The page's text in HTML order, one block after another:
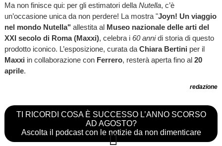
Ma non finisce qui: per gli estimatori della Nutella, c’è
un’occasione unica da non perdere! La mostra "Joyn! Un viaggio
nel mondo Nutella" allestita al Museo nazionale delle arti del
XXI secolo di Roma (Maxxi), celebra i 60 annidi storia di questo
prodotto iconico. L’esposizione, curata da Chiara Bertini per il
Maxxi in collaborazione con Ferrero, resterà aperta fino al 20
aprile.
redazione
TI RICORDI COSA È SUCCESSO L’ANNO SCORSO
AD AGOSTO?
Ascolta il podcast con le notizie da non dimenticare